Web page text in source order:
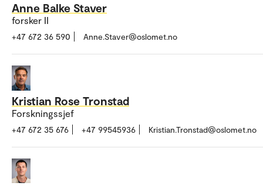
Anne Balke Staver
forsker II
+47 672 36 590 Anne.Staver@oslomet.no
Kristian Rose Tronstad
Forskningssjef
+47 672 35 676 +47 99545936 Kristian.Tronstad@oslomet.no